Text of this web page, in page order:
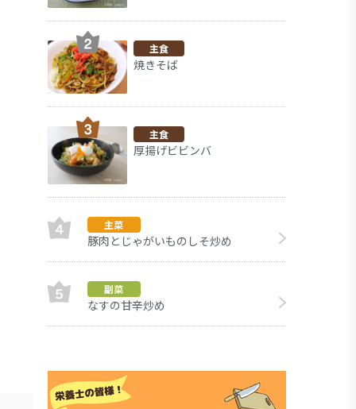
主食
焼きそば
主食
厚揚げビビンバ
主菜
豚肉とじゃがいものしそ炒め
副菜
なすの甘辛炒め